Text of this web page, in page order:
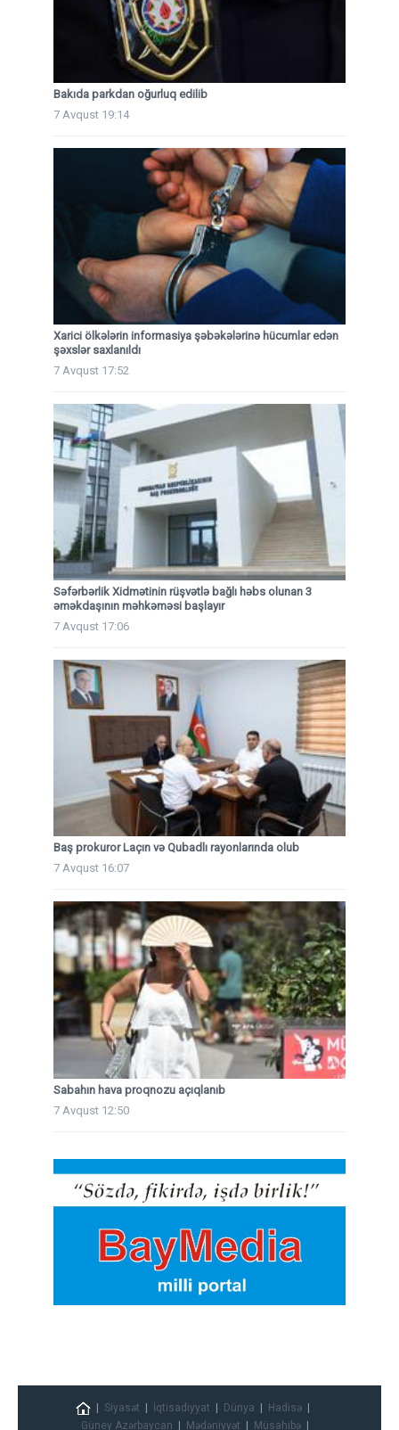
Bakıda parkdan oğurluq edilib
7 Avqust 19:14
Xarici ölkələrin informasiya şəbəkələrinə hücumlar edən
şəxslər saxlanıldı
7 Avqust 17:52
Səfərbərlik Xidmətinin rüşvətlə bağlı həbs olunan 3
əməkdaşının məhkəməsi başlayır
7 Avqust 17:06
Baş prokuror Laçın və Qubadlı rayonlarında olub
7 Avqust 16:07
Sabahın hava proqnozu açıqlanıb
7 Avqust 12:50
Siyasət İqtisadiyyat Dünya
Hadisə
Güney Azərbaycan
Mədəniyyət Müsahibə